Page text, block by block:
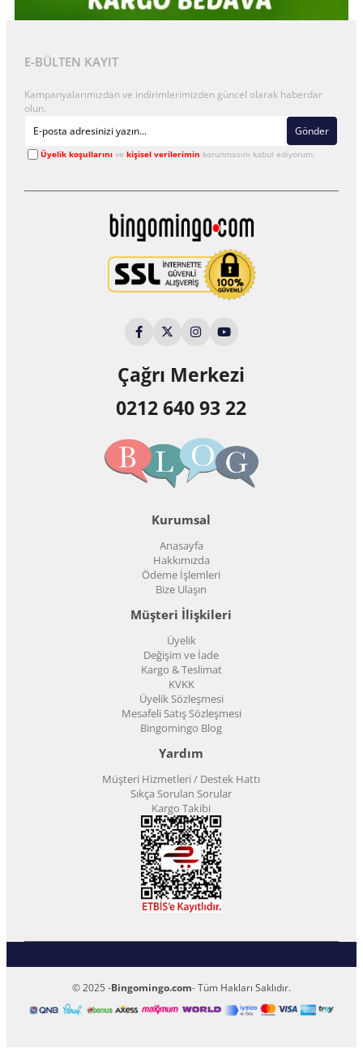
E-BÜLTEN KAYIT
Kampanyalarımızdan ve indirimlerimizden güncel olarak haberdar
olun.
Gönder
Üyelik koşullarınıve kişisel verilerimin korunmasını kabul ediyorum.
Çağrı Merkezi
0212 640 93 22
Kurumsal
Anasayfa
Hakkımızda
Ödeme İşlemleri
Bize Ulaşın
Müşteri İlişkileri
Üyelik
Değişim ve İade
Kargo & Teslimat
KVKK
Üyelik Sözleşmesi
Mesafeli Satış Sözleşmesi
Bingomingo Blog
Yardım
Müşteri Hizmetleri / Destek Hattı
Sıkça Sorulan Sorular
Kargo Takibi
© 2025 -Bingomingo.com- Tüm Hakları Saklıdır.